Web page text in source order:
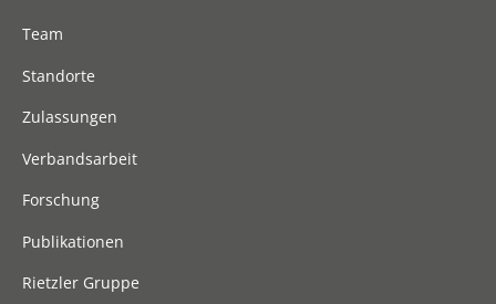
Team
Standorte
Zulassungen
Verbandsarbeit
Forschung
Publikationen
Rietzler Gruppe